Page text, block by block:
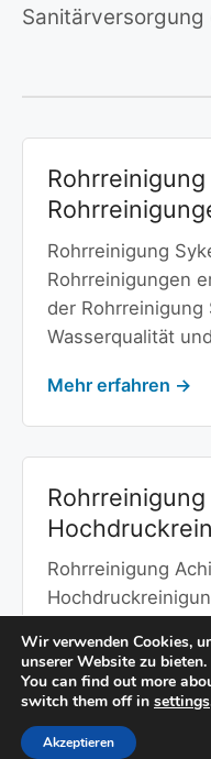
Sanitärversorgung
Rohrreinigung
Rohrreinigungen
der Rohrreinigung
Wasserqualität
Mehr erfahren →
Rohrreinigung
Wasserqualität
Mehr erfahren →
Wir verwenden Cookies,
unserer Website zu bieten.
You can find out more
switch them off in settings
Akzeptieren